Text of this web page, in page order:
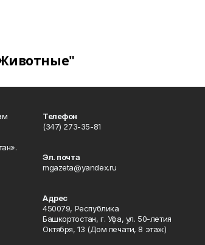
Телефон
(347) 273-35-81
Эл. почта
mgazeta@yandex.ru
Адрес
450079, Республика
Башкортостан, г. Уфа, ул. 50-летия
Октября, 13 (Дом печати, 8 этаж)